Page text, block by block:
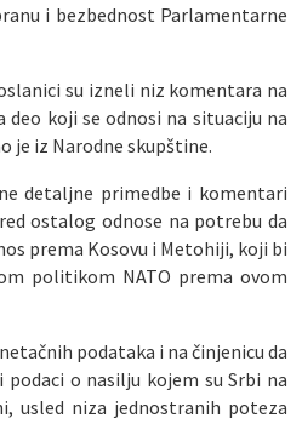
i bezbednost Parlamentarne
su izneli niz komentara na
koji se odnosi na situaciju na
je iz Narodne skupštine.
detaljne primedbe i komentari
ostalog odnose na potrebu da
prema Kosovu i Metohiji, koji bi
politikom NATO prema ovom
podataka i na činjenicu da
podaci o nasilju kojem su Srbi na
usled niza jednostranih poteza